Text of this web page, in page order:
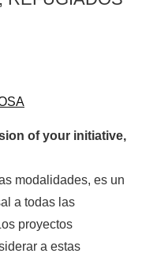
of your initiative,
modalidades, es un
a todas las
proyectos
a estas